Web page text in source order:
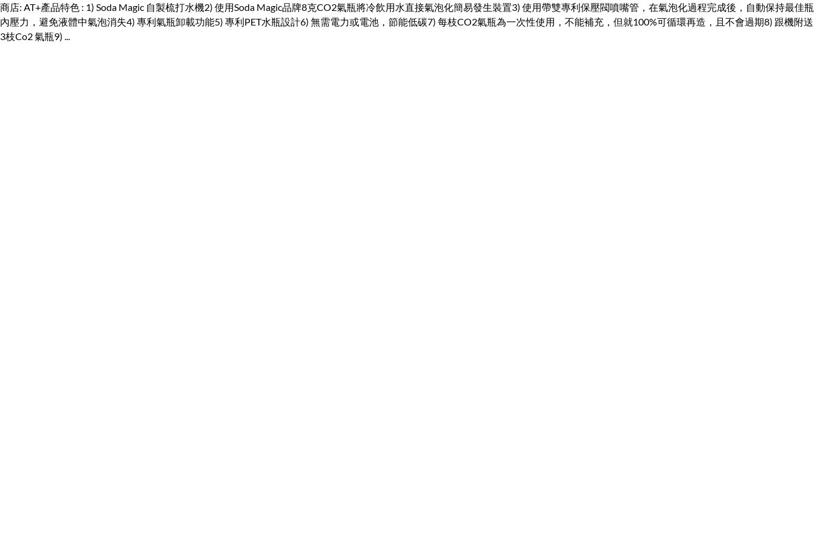
商店: AT+產品特色 : 1) Soda Magic 自製梳打水機2) 使用Soda Magic品牌8克CO2氣瓶將冷飲用水直接氣泡化簡易發生裝置3) 使用帶雙專利保壓閥噴嘴管，在氣泡化過程完成後，自動保持最佳瓶
內壓力，避免液體中氣泡消失4) 專利氣瓶卸載功能5) 專利PET水瓶設計6) 無需電力或電池，節能低碳7) 每枝CO2氣瓶為一次性使用，不能補充，但就100%可循環再造，且不會過期8) 跟機附送
3枝Co2 氣瓶9) ...